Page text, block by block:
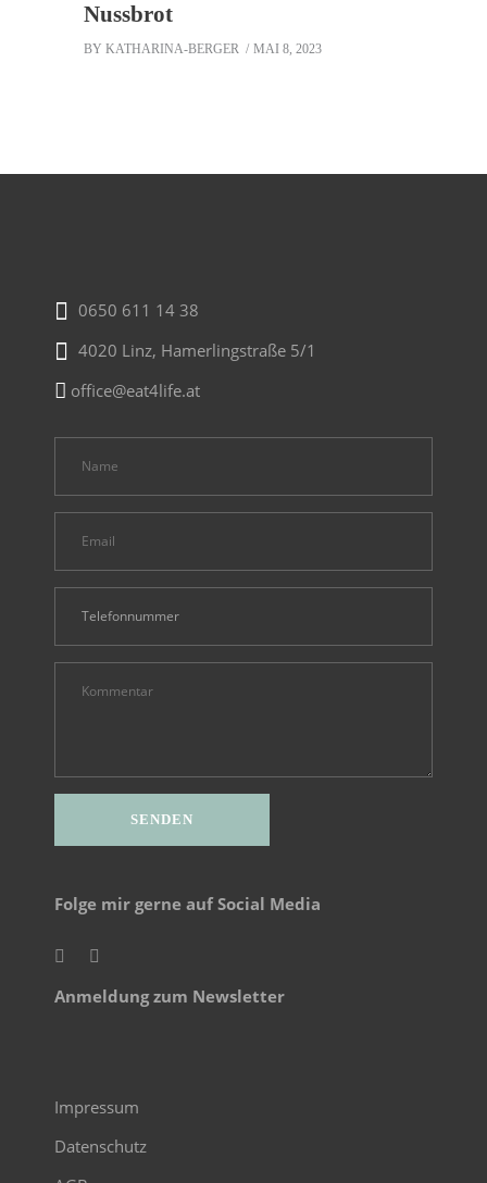
Nussbrot
BY KATHARINA-BERGER MAI 8, 2023
0650 611 14 38
4020 Linz, Hamerlingstraße 5/1
office@eat4life.at
Folge mir gerne auf Social Media
Anmeldung zum Newsletter
Impressum
Datenschutz